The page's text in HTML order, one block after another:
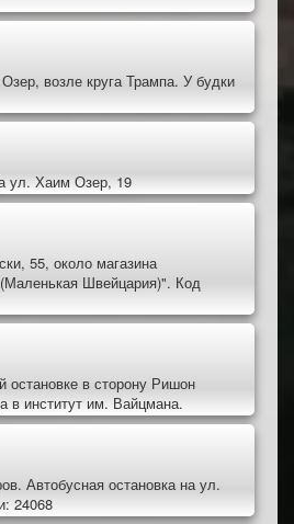
возле круга Трампа. У будки
ул. Хаим Озер, 19
55, около магазина
Швейцария)". Код
остановке в сторону Ришон
в институт им. Вайцмана.
Автобусная остановка на ул.
24068